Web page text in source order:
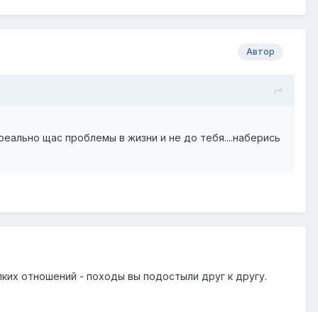
Автор
щас проблемы в жизни и не до тебя....наберись
отношений - походы вы подостыли друг к другу.